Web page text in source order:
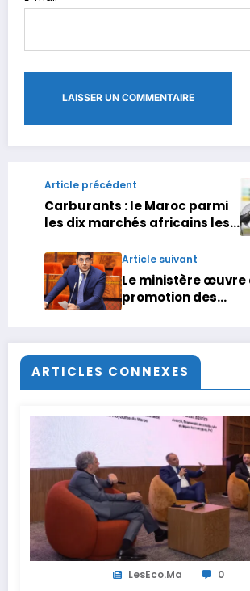
Article précédent
Carburants : le Maroc parmi
les dix marchés africains les
Article suivant
Le ministère œuvre
promotion des
ARTICLES CONNEXES
LesEco.ma 0